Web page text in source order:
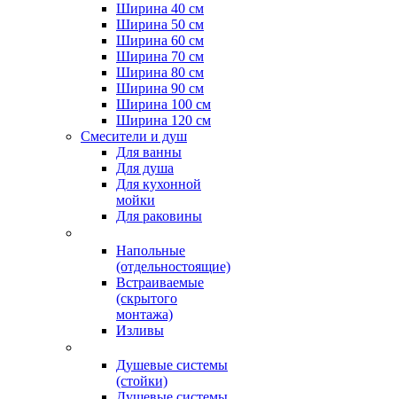
Ширина 40 см
Ширина 50 см
Ширина 60 см
Ширина 70 см
Ширина 80 см
Ширина 90 см
Ширина 100 см
Ширина 120 см
Смесители и душ
Для ванны
Для душа
Для кухонной
мойки
Для раковины
Напольные
(отдельностоящие)
Встраиваемые
(скрытого
монтажа)
Изливы
Душевые системы
(стойки)